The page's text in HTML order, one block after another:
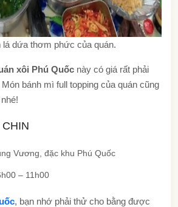
lá dứa thơm phức của quán.
xôi Phú Quốc này có giá rất phải
bánh mì full topping của quán cũng
Vương, đặc khu Phú Quốc
– 11h00
, bạn nhớ phải thử cho bằng được